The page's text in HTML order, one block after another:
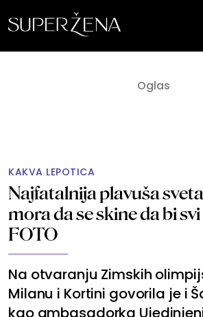
KAKVA LEPOTICA
Najfatalnija plavuša
mora da se skine da bi
FOTO
Na otvaranju Zimskih
Milanu i Kortini govorila je i
kao ambasadorka